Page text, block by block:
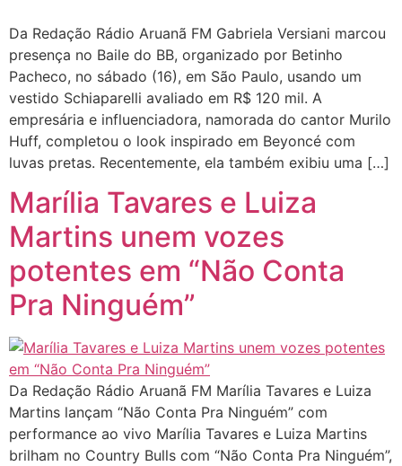
Da Redação Rádio Aruanã FM Gabriela Versiani marcou
presença no Baile do BB, organizado por Betinho
Pacheco, no sábado (16), em São Paulo, usando um
vestido Schiaparelli avaliado em R$ 120 mil. A
empresária e influenciadora, namorada do cantor Murilo
Huff, completou o look inspirado em Beyoncé com
luvas pretas. Recentemente, ela também exibiu uma […]
Marília Tavares e Luiza
Martins unem vozes
potentes em “Não Conta
Pra Ninguém”
Da Redação Rádio Aruanã FM Marília Tavares e Luiza
Martins lançam “Não Conta Pra Ninguém” com
performance ao vivo Marília Tavares e Luiza Martins
brilham no Country Bulls com “Não Conta Pra Ninguém”,